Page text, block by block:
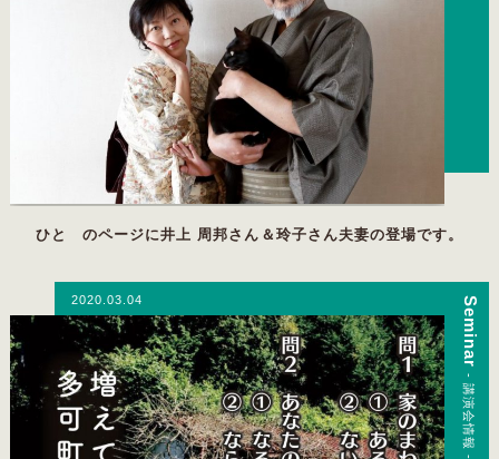
ひと のページに井上 周邦さん＆玲子さん夫妻の登場です。
2020.03.04 Seminar
- 講演会情報 -